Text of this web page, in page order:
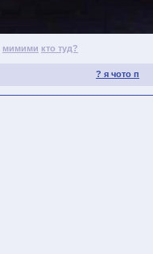
мимими кто туд?
? я чото п